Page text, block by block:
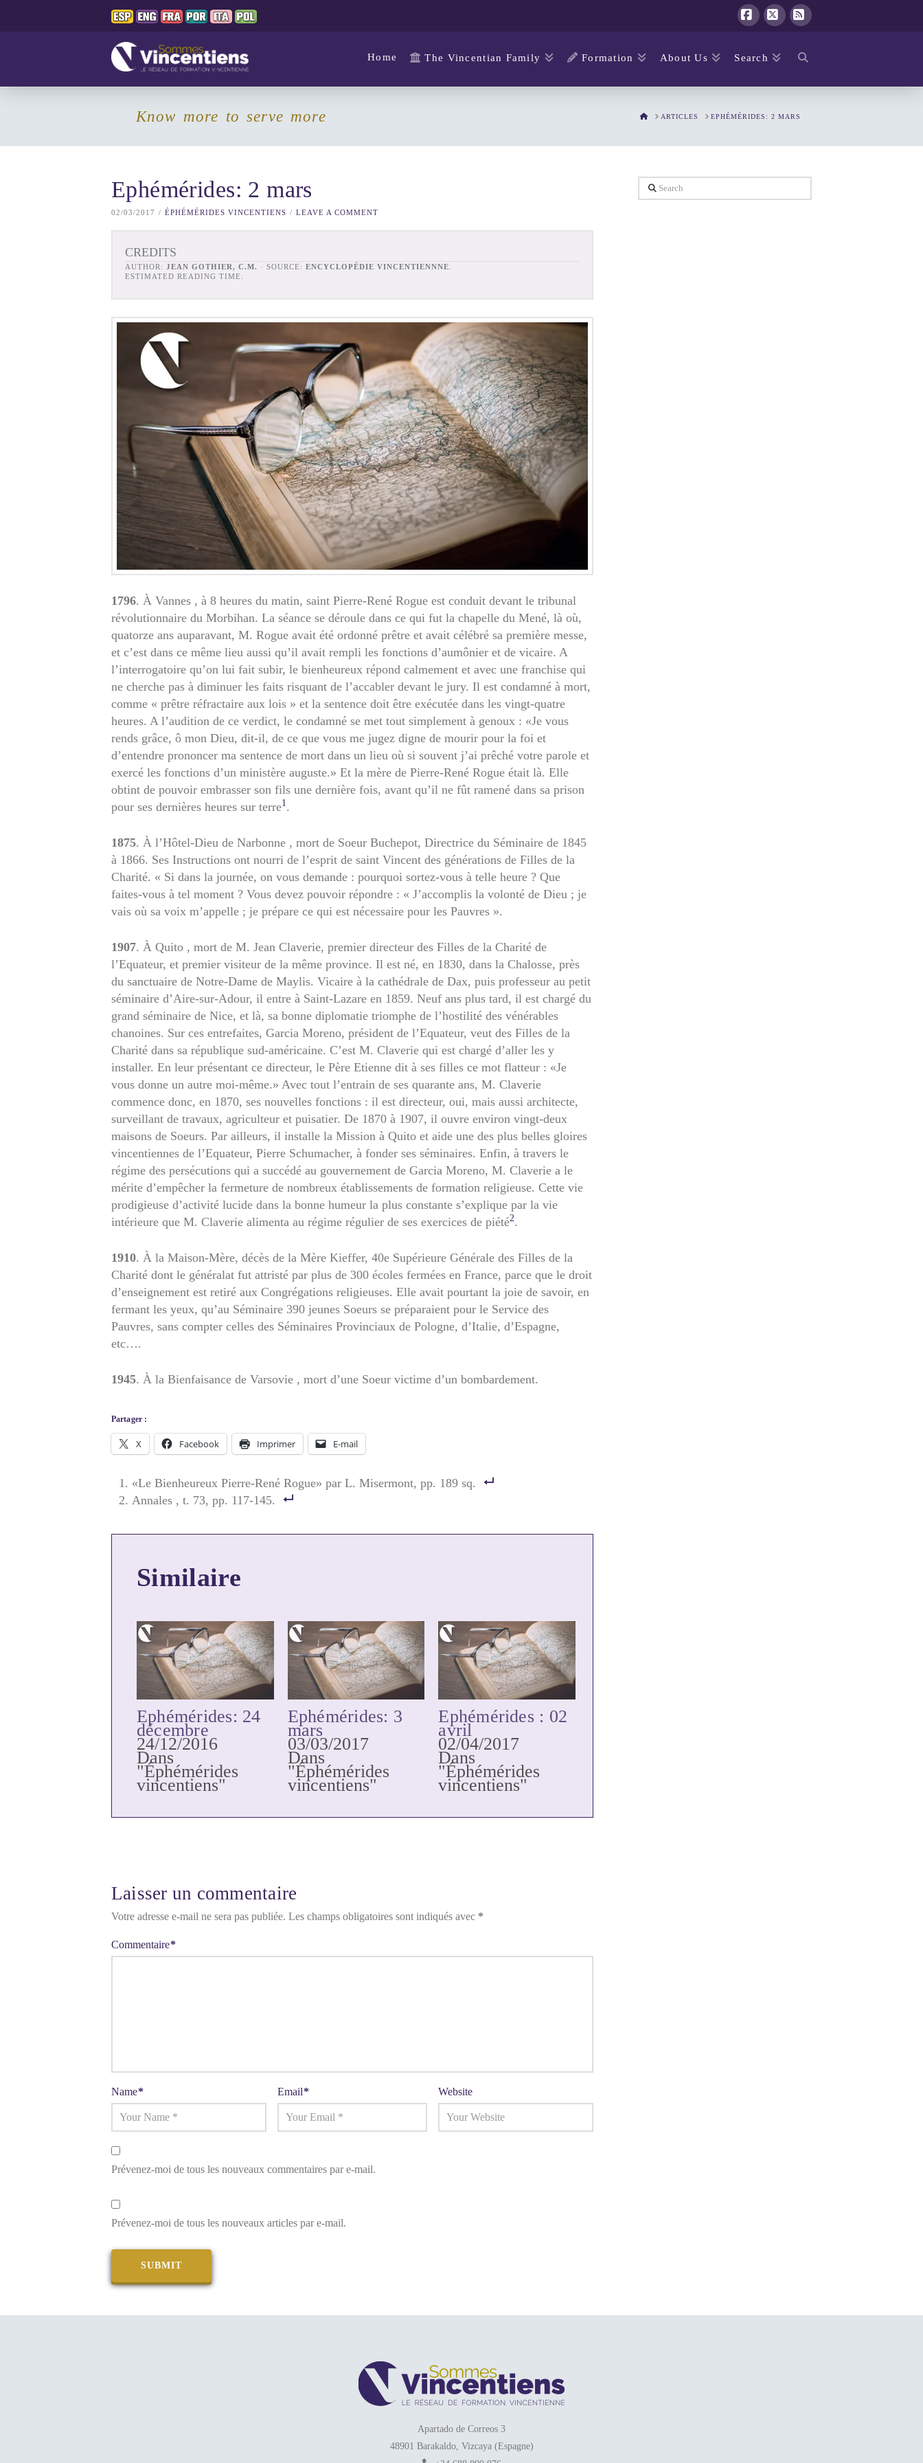
Home The Vincentian Family Formation About Us Search
Know more to serve more HOMEARTICLES EPHÉMÉRIDES: 2 MARS
Ephémérides: 2 mars
02/03/2017 ÉPHÉMÉRIDES VINCENTIENS LEAVE A COMMENT
CREDITS
AUTHOR: JEAN GOTHIER, C.M. · SOURCE: ENCYCLOPÉDIE VINCENTIENNNE
ESTIMATED READING TIME:
1796. À Vannes , à 8 heures du matin, saint Pierre-René Rogue est conduit devant le tribunal
révolutionnaire du Morbihan. La séance se déroule dans ce qui fut la chapelle du Mené, là où,
quatorze ans auparavant, M. Rogue avait été ordonné prêtre et avait célébré sa première messe,
et c’est dans ce même lieu aussi qu’il avait rempli les fonctions d’aumônier et de vicaire. A
l’interrogatoire qu’on lui fait subir, le bienheureux répond calmement et avec une franchise qui
ne cherche pas à diminuer les faits risquant de l’accabler devant le jury. Il est condamné à mort,
comme « prêtre réfractaire aux lois » et la sentence doit être exécutée dans les vingt-quatre
heures. A l’audition de ce verdict, le condamné se met tout simplement à genoux : «Je vous
rends grâce, ô mon Dieu, dit-il, de ce que vous me jugez digne de mourir pour la foi et
d’entendre prononcer ma sentence de mort dans un lieu où si souvent j’ai prêché votre parole et
exercé les fonctions d’un ministère auguste.» Et la mère de Pierre-René Rogue était là. Elle
obtint de pouvoir embrasser son fils une dernière fois, avant qu’il ne fût ramené dans sa prison
pour ses dernières heures sur terre1.
1875. À l’Hôtel-Dieu de Narbonne , mort de Soeur Buchepot, Directrice du Séminaire de 1845
à 1866. Ses Instructions ont nourri de l’esprit de saint Vincent des générations de Filles de la
Charité. « Si dans la journée, on vous demande : pourquoi sortez-vous à telle heure ? Que
faites-vous à tel moment ? Vous devez pouvoir répondre : « J’accomplis la volonté de Dieu ; je
vais où sa voix m’appelle ; je prépare ce qui est nécessaire pour les Pauvres ».
1907. À Quito , mort de M. Jean Claverie, premier directeur des Filles de la Charité de
l’Equateur, et premier visiteur de la même province. Il est né, en 1830, dans la Chalosse, près
du sanctuaire de Notre-Dame de Maylis. Vicaire à la cathédrale de Dax, puis professeur au petit
séminaire d’Aire-sur-Adour, il entre à Saint-Lazare en 1859. Neuf ans plus tard, il est chargé du
grand séminaire de Nice, et là, sa bonne diplomatie triomphe de l’hostilité des vénérables
chanoines. Sur ces entrefaites, Garcia Moreno, président de l’Equateur, veut des Filles de la
Charité dans sa république sud-américaine. C’est M. Claverie qui est chargé d’aller les y
installer. En leur présentant ce directeur, le Père Etienne dit à ses filles ce mot flatteur : «Je
vous donne un autre moi-même.» Avec tout l’entrain de ses quarante ans, M. Claverie
commence donc, en 1870, ses nouvelles fonctions : il est directeur, oui, mais aussi architecte,
surveillant de travaux, agriculteur et puisatier. De 1870 à 1907, il ouvre environ vingt-deux
maisons de Soeurs. Par ailleurs, il installe la Mission à Quito et aide une des plus belles gloires
vincentiennes de l’Equateur, Pierre Schumacher, à fonder ses séminaires. Enfin, à travers le
régime des persécutions qui a succédé au gouvernement de Garcia Moreno, M. Claverie a le
mérite d’empêcher la fermeture de nombreux établissements de formation religieuse. Cette vie
prodigieuse d’activité lucide dans la bonne humeur la plus constante s’explique par la vie
intérieure que M. Claverie alimenta au régime régulier de ses exercices de piété2.
1910. À la Maison-Mère, décès de la Mère Kieffer, 40e Supérieure Générale des Filles de la
Charité dont le généralat fut attristé par plus de 300 écoles fermées en France, parce que le droit
d’enseignement est retiré aux Congrégations religieuses. Elle avait pourtant la joie de savoir, en
fermant les yeux, qu’au Séminaire 390 jeunes Soeurs se préparaient pour le Service des
Pauvres, sans compter celles des Séminaires Provinciaux de Pologne, d’Italie, d’Espagne,
etc….
1945. À la Bienfaisance de Varsovie , mort d’une Soeur victime d’un bombardement.
Partager :
X Facebook Imprimer E-mail
«Le Bienheureux Pierre-René Rogue» par L. Misermont, pp. 189 sq.
Annales , t. 73, pp. 117-145.
Similaire
Ephémérides: 24
décembre
24/12/2016
Dans
"Éphémérides
vincentiens"
Ephémérides: 3
mars
03/03/2017
Dans
"Éphémérides
vincentiens"
Ephémérides : 02
avril
02/04/2017
Dans
"Éphémérides
vincentiens"
Laisser un commentaire
Votre adresse e-mail ne sera pas publiée. Les champs obligatoires sont indiqués avec *
Commentaire*
Name* Email* Website
Prévenez-moi de tous les nouveaux commentaires par e-mail.
Prévenez-moi de tous les nouveaux articles par e-mail.
Search
Apartado de Correos 3
48901 Barakaldo, Vizcaya (Espagne)